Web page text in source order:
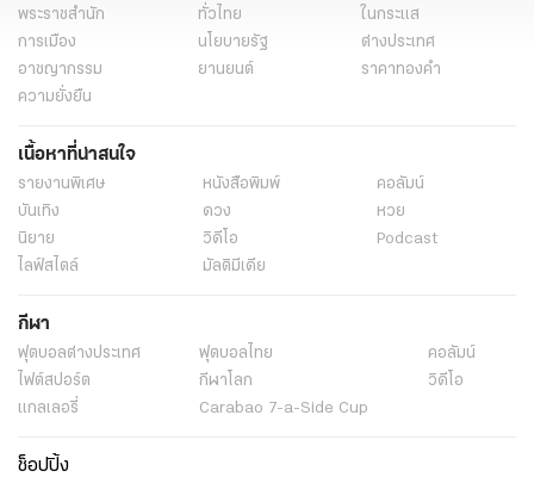
พระราชสำนัก ทั่วไทย
ในกระแส
การเมือง
นโยบายรัฐ
ต่างประเทศ
อาชญากรรม
ยานยนต์
ราคาทองคำ
ความยั่งยืน
เนื้อหาที่น่าสนใจ
รายงานพิเศษ หนังสือพิมพ์
คอลัมน์
บันเทิง
ดวง
หวย
นิยาย
วิดีโอ
Podcast
ไลฟ์สไตล์
มัลติมีเดีย
กีฬา
ฟุตบอลต่่างประเทศ ฟุตบอลไทย
คอลัมน์
ไฟต์สปอร์ต
กีฬาโลก
วิดีโอ
แกลเลอรี่
Carabao 7-a-Side Cup
ช็อปปิ้ง